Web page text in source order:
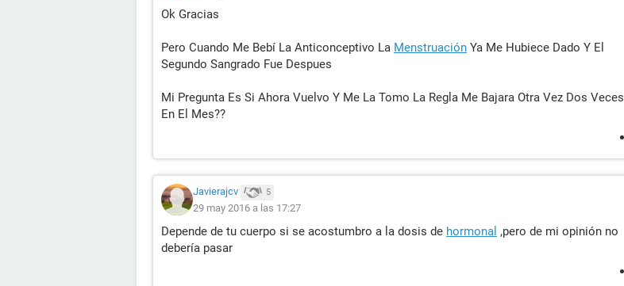
Ok Gracias
Pero Cuando Me Bebí La Anticonceptivo La Menstruación Ya Me Hubiece Dado Y El
Segundo Sangrado Fue Despues
Mi Pregunta Es Si Ahora Vuelvo Y Me La Tomo La Regla Me Bajara Otra Vez Dos Veces
En El Mes??
Javierajcv 5
29 may 2016 a las 17:27
Depende de tu cuerpo si se acostumbro a la dosis de hormonal ,pero de mi opinión no
debería pasar